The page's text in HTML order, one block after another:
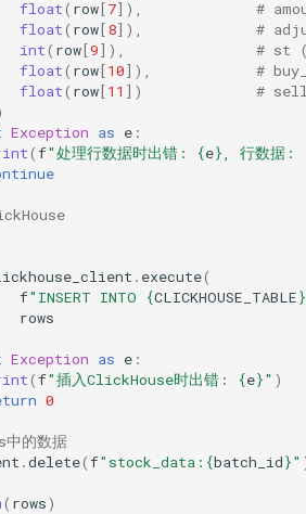
float( row[7]),
#
float( row[8]),
#
int( row[9]),
# st
float( row[10]),
#
float( row[11 ])
#
Exception as e :
(f"处理行数据时出错: {e} , 行数据:
. execute(
f"INSERT INTO {CLICKHOUSE_TABLE}
rows
Exception as e :
(f"插入ClickHouse时出错: {e}" )
0
的数据
.delete(f"stock_data: {batch_id}"
( rows)